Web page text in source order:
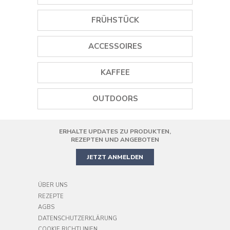
EISMASCHINEN
STABMIXER
MINI STANDMIXER
STANDMIXER
SMOOTHIE MAKER
HANDMIXER
PRÄZISIONS-KÜCHENMASCHINE
GRILLS
PLANCHA GRILLS
DAMPFGARER
REISKOCHER
PIZZAOFEN
MINIBACKOFEN
FRÜHSTÜCK
TOASTER
SAFTPRESSEN
ACCESSOIRES
GEWÜRZMÜHLEN
KOCHGESCHIRR
KAFFEE
OUTDOORS
ERHALTE UPDATES ZU PRODUKTEN,
REZEPTEN UND ANGEBOTEN
JETZT ANMELDEN
ÜBER UNS
REZEPTE
AGBS
DATENSCHUTZERKLÄRUNG